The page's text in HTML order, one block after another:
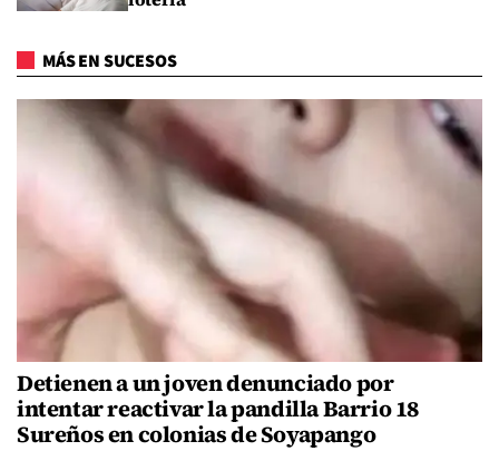
MÁS EN SUCESOS
Detienen a un joven denunciado por
intentar reactivar la pandilla Barrio 18
Sureños en colonias de Soyapango